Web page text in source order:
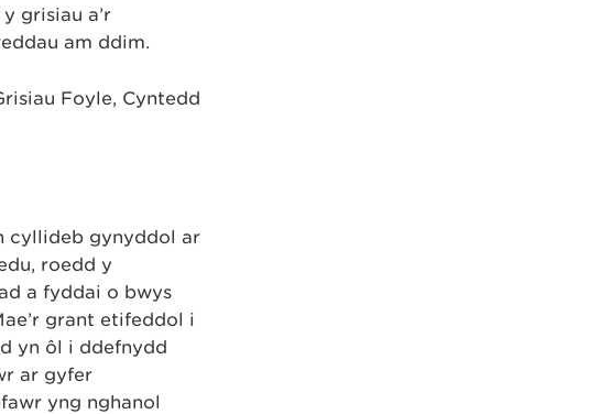
grisiau a’r
am ddim.
Foyle, Cyntedd
cyllideb gynyddol ar
roedd y
a fyddai o bwys
grant etifeddol i
yn ôl i ddefnydd
ar gyfer
yng nghanol